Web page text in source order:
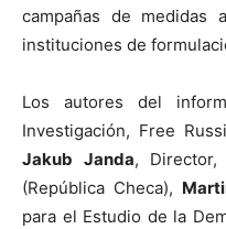
campañas de medidas
instituciones de
Los autores del
Investigación, Free
Jakub Janda, Director,
(República Checa),
para el Estudio de la